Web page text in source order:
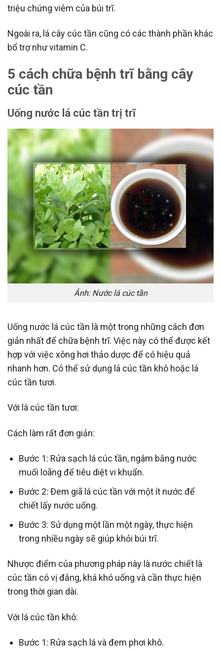
triệu chứng viêm của búi trĩ.
Ngoài ra, lá cây cúc tần cũng có các thành phần khác
bổ trợ như vitamin C.
5 cách chữa bệnh trĩ bằng cây
cúc tần
Uống nước lá cúc tần trị trĩ
Ảnh: Nước lá cúc tần
Uống nước lá cúc tần là một trong những cách đơn
giản nhất để chữa bệnh trĩ. Việc này có thể được kết
hợp với việc xông hơi thảo dược để có hiệu quả
nhanh hơn. Có thể sử dụng lá cúc tần khô hoặc lá
cúc tần tươi.
Với lá cúc tần tươi:
Cách làm rất đơn giản:
Bước 1: Rửa sạch lá cúc tần, ngâm bằng nước
muối loãng để tiêu diệt vi khuẩn.
Bước 2: Đem giã lá cúc tần với một ít nước để
chiết lấy nước uống.
Bước 3: Sử dụng một lần một ngày, thực hiện
trong nhiều ngày sẽ giúp khỏi búi trĩ.
Nhược điểm của phương pháp này là nước chiết là
cúc tần có vị đắng, khá khó uống và cần thực hiện
trong thời gian dài.
Với lá cúc tần khô:
Bước 1: Rửa sạch lá và đem phơi khô.